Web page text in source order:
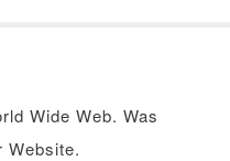
Wide Web. Was
Website.